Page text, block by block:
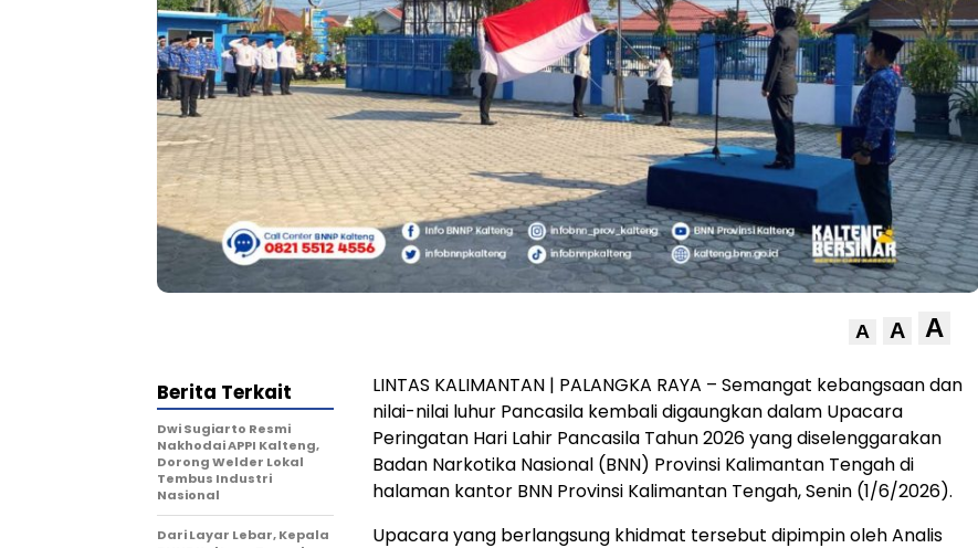
A A A
LINTAS KALIMANTAN | PALANGKA RAYA – Semangat kebangsaan dan
nilai-nilai luhur Pancasila kembali digaungkan dalam Upacara
Peringatan Hari Lahir Pancasila Tahun 2026 yang diselenggarakan
Badan Narkotika Nasional (BNN) Provinsi Kalimantan Tengah di
halaman kantor BNN Provinsi Kalimantan Tengah, Senin (1/6/2026).
Upacara yang berlangsung khidmat tersebut dipimpin oleh Analis
Berita Terkait
Dwi Sugiarto Resmi
Nakhodai APPI Kalteng,
Dorong Welder Lokal
Tembus Industri
Nasional
Dari Layar Lebar, Kepala